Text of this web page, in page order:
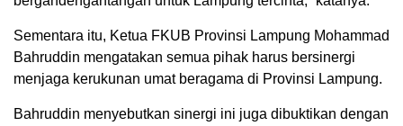
Sementara itu, Ketua FKUB Provinsi Lampung Mohammad
Bahruddin mengatakan semua pihak harus bersinergi
menjaga kerukunan umat beragama di Provinsi Lampung.
Bahruddin menyebutkan sinergi ini juga dibuktikan dengan